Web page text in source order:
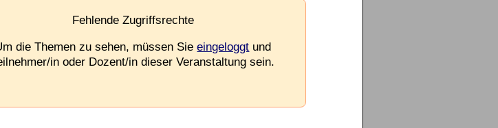
Fehlende Zugriffsrechte
die Themen zu sehen, müssen Sieeingeloggt und
in oder Dozent/in dieser Veranstaltung sein.